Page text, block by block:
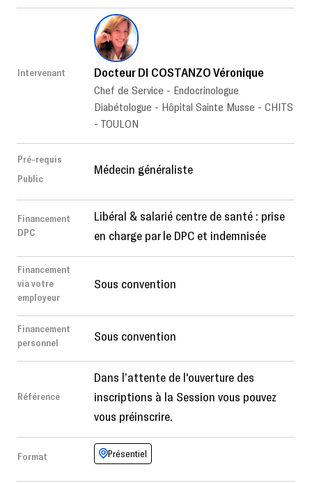
Intervenant Docteur DI COSTANZO Véronique
Chef de Service - Endocrinologue
Diabétologue - Hôpital Sainte Musse - CHITS
- TOULON
Pré-requis
Public
Médecin généraliste
Financement
DPC
Libéral & salarié centre de santé : prise
en charge par le DPC et indemnisée
Financement
via votre
employeur
Sous convention
Financement
personnel
Sous convention
Référence
Dans l’attente de l'ouverture des
inscriptions à la Session vous pouvez
vous préinscrire.
Format Présentiel